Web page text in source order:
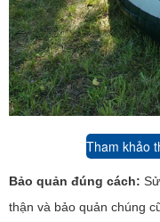
Tham khảo
Bảo quản đúng cách:
thận và bảo quản chúng